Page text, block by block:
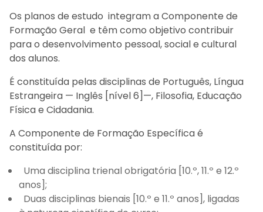
Os planos de estudo integram a Componente de
Formação Geral e têm como objetivo contribuir
para o desenvolvimento pessoal, social e cultural
dos alunos.
É constituída pelas disciplinas de Português, Língua
Estrangeira — Inglês [nível 6]—, Filosofia, Educação
Física e Cidadania.
A Componente de Formação Específica é
constituída por:
Uma disciplina trienal obrigatória [10.º, 11.º e 12.º
anos];
Duas disciplinas bienais [10.º e 11.º anos], ligadas